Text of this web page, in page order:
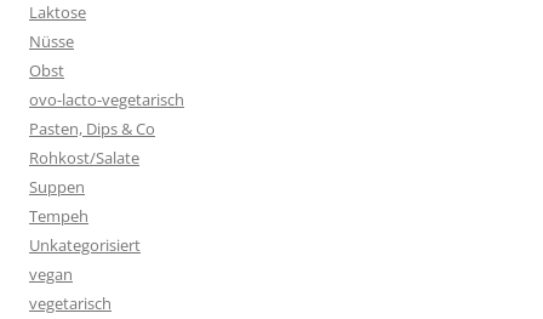
Laktose
Nüsse
Obst
ovo-lacto-vegetarisch
Pasten, Dips & Co
Rohkost/Salate
Suppen
Tempeh
Unkategorisiert
vegan
vegetarisch